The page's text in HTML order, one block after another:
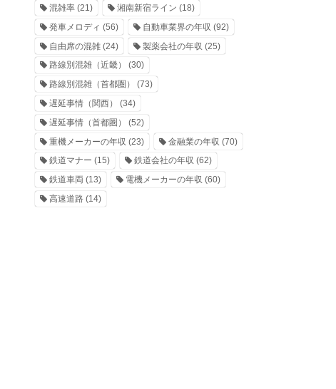
混雑率 (21) 湘南新宿ライン (18)
発車メロディ (56) 自動車業界の年収 (92)
自由席の混雑 (24) 製薬会社の年収 (25)
路線別混雑（近畿）
(30)
路線別混雑（首都圏）
(73)
遅延事情（関西）
(34)
遅延事情（首都圏）
(52)
重機メーカーの年収 (23) 金融業の年収 (70)
鉄道マナー (15) 鉄道会社の年収 (62)
鉄道車両 (13) 電機メーカーの年収 (60)
高速道路 (14)